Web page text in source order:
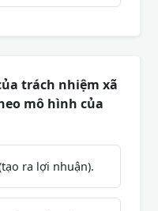
trách nhiệm xã
mô hình của
ra lợi nhuận).